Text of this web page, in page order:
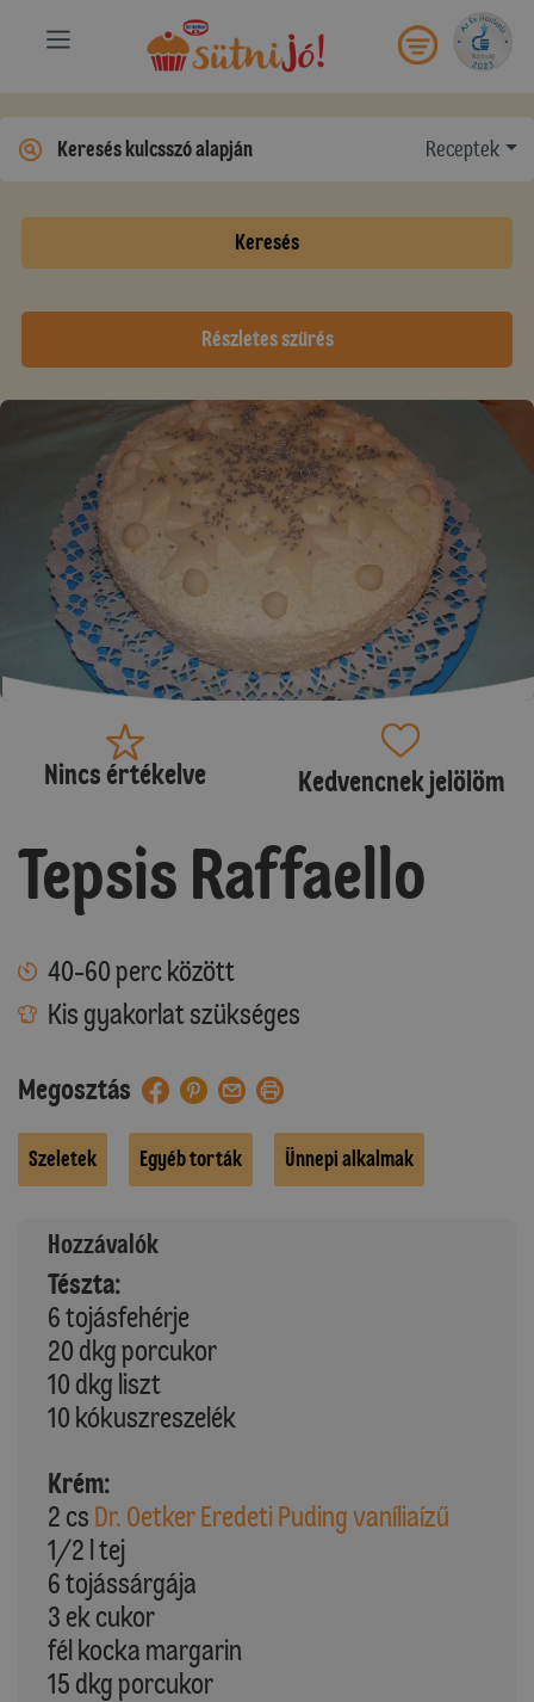
Receptek
Keresés
Részletes szűrés
Nincs értékelve Kedvencnek jelölöm
Tepsis Raffaello
40-60 perc között
Kis gyakorlat szükséges
Megosztás
Szeletek Egyéb torták Ünnepi alkalmak
Hozzávalók
Tészta:
6 tojásfehérje
20 dkg porcukor
10 dkg liszt
10 kókuszreszelék
Krém:
2 cs Dr. Oetker Eredeti Puding vaníliaízű
1/2 l tej
6 tojássárgája
3 ek cukor
fél kocka margarin
15 dkg porcukor